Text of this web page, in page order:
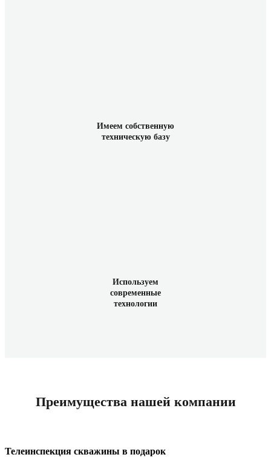
Имеем собственную
техническую базу
Используем
современные
технологии
Преимущества нашей компании
Телеинспекция скважины в подарок